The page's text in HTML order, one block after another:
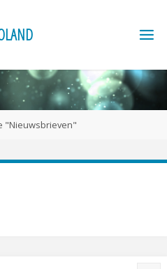
LAND
"Nieuwsbrieven"